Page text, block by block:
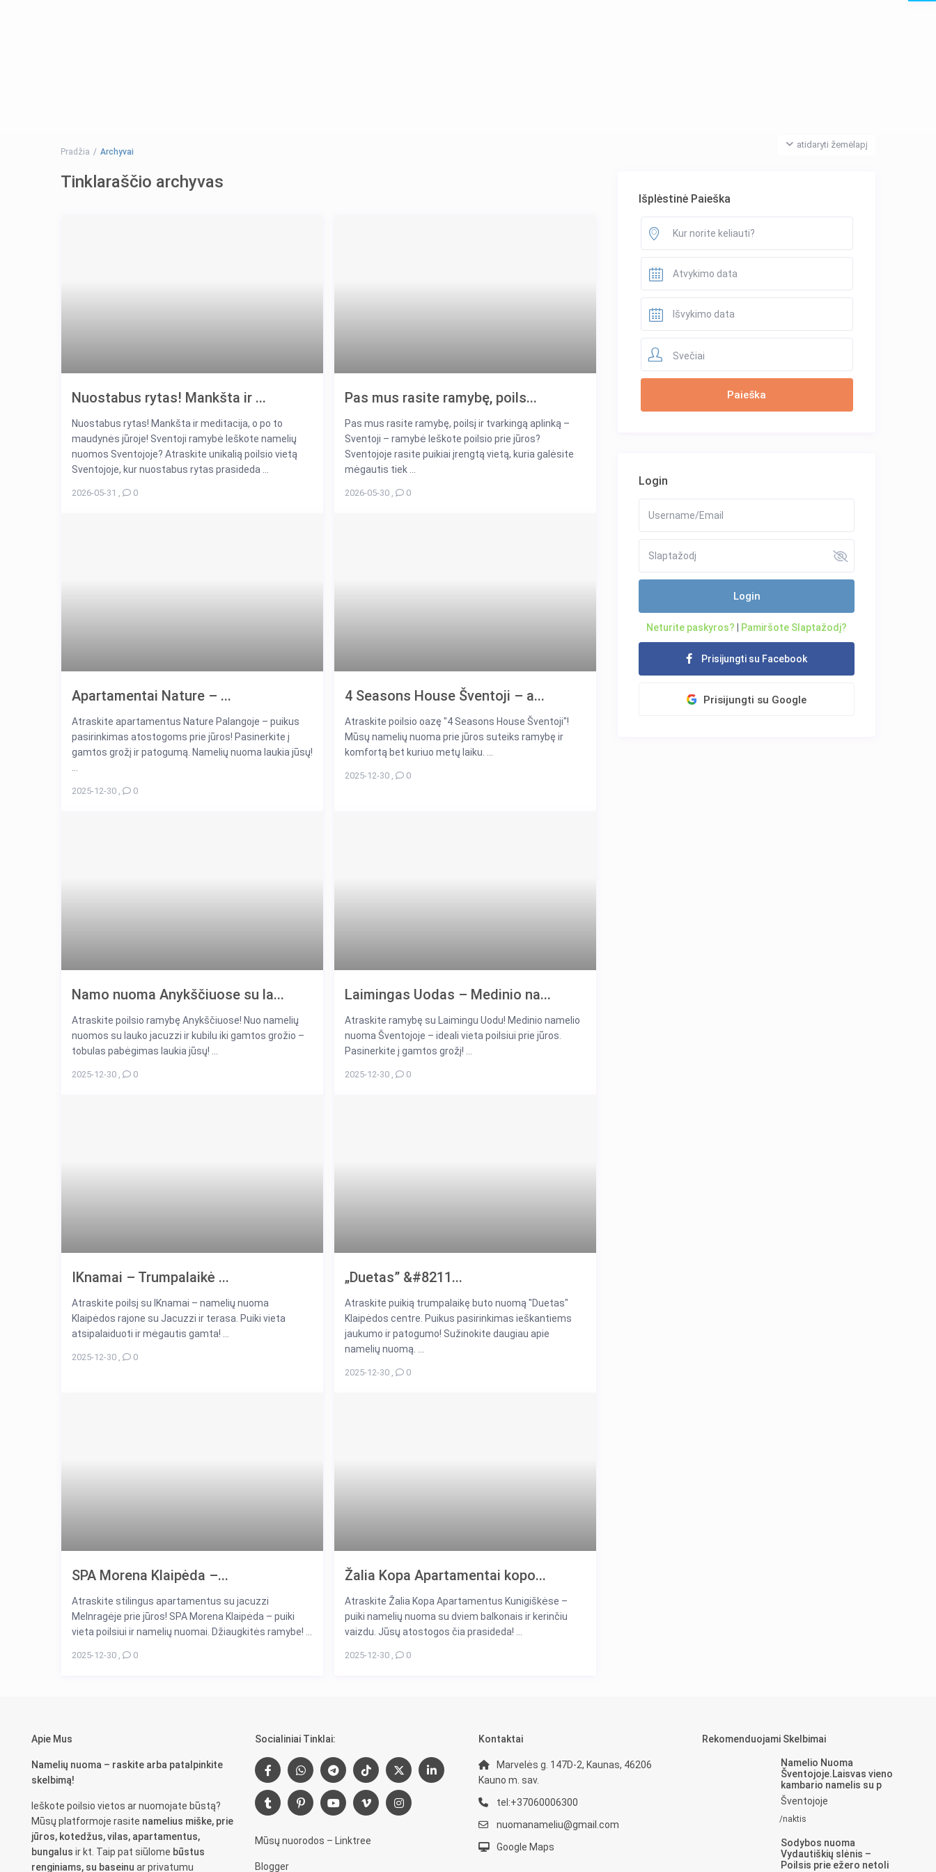
atidaryti žemėlapį
Pradžia Archyvai
Tinklaraščio archyvas
Nuostabus rytas! Mankšta ir ...
Nuostabus rytas! Mankšta ir meditacija, o po to
maudynės jūroje! Sventoji ramybė Ieškote namelių
nuomos Sventojoje? Atraskite unikalią poilsio vietą
Sventojoje, kur nuostabus rytas prasideda ...
2026-05-31 0
Pas mus rasite ramybę, poils...
Pas mus rasite ramybę, poilsį ir tvarkingą aplinką –
Sventoji – ramybė Ieškote poilsio prie jūros?
Sventojoje rasite puikiai įrengtą vietą, kuria galėsite
mėgautis tiek ...
2026-05-30 0
Apartamentai Nature – ...
Atraskite apartamentus Nature Palangoje – puikus
pasirinkimas atostogoms prie jūros! Pasinerkite į
gamtos grožį ir patogumą. Namelių nuoma laukia jūsų!
2025-12-30 , 0
4 Seasons House Šventoji – a...
Atraskite poilsio oazę "4 Seasons House Šventoji"!
Mūsų namelių nuoma prie jūros suteiks ramybę ir
komfortą bet kuriuo metų laiku. ...
2025-12-30 , 0
Namo nuoma Anykščiuose su la...
Atraskite poilsio ramybę Anykščiuose! Nuo namelių
nuomos su lauko jacuzzi ir kubilu iki gamtos grožio –
tobulas pabėgimas laukia jūsų! ...
2025-12-30 0
Laimingas Uodas – Medinio na...
Atraskite ramybę su Laimingu Uodu! Medinio namelio
nuoma Šventojoje – ideali vieta poilsiui prie jūros.
Pasinerkite į gamtos grožį! ...
2025-12-30 0
IKnamai – Trumpalaikė ...
Atraskite poilsį su IKnamai – namelių nuoma
Klaipėdos rajone su Jacuzzi ir terasa. Puiki vieta
atsipalaiduoti ir mėgautis gamta! ...
2025-12-30 0
„Duetas” &#8211...
Atraskite puikią trumpalaikę buto nuomą "Duetas"
Klaipėdos centre. Puikus pasirinkimas ieškantiems
jaukumo ir patogumo! Sužinokite daugiau apie
namelių nuomą. ...
2025-12-30 0
SPA Morena Klaipėda –...
Atraskite stilingus apartamentus su jacuzzi
Melnragėje prie jūros! SPA Morena Klaipėda – puiki
vieta poilsiui ir namelių nuomai. Džiaugkitės ramybe! ...
2025-12-30 , 0
Žalia Kopa Apartamentai kopo...
Atraskite Žalia Kopa Apartamentus Kunigiškėse –
puiki namelių nuoma su dviem balkonais ir kerinčiu
vaizdu. Jūsų atostogos čia prasideda! ...
2025-12-30 , 0
Išplėstinė Paieška
Svečiai
Login
Login
Neturite paskyros? Pamiršote Slaptažodį?
Prisijungti su Facebook
Prisijungti su Google
Apie Mus
Namelių nuoma – raskite arba patalpinkite
skelbimą!
Ieškote poilsio vietos ar nuomojate būstą?
Mūsų platformoje rasite namelius miške, prie
jūros, kotedžus, vilas, apartamentus,
bungalus ir kt. Taip pat siūlome būstus
renginiams, su baseinu ar privatumu
Socialiniai Tinklai:
Mūsų nuorodos – Linktree
Blogger
Kontaktai
Marvelės g. 147D-2, Kaunas, 46206
Kauno m. sav.
tel:+37060006300
nuomanameliu@gmail.com
Google Maps
Rekomenduojami Skelbimai
Namelio Nuoma
Šventojoje.Laisvas vieno
kambario namelis su p
Šventojoje
/naktis
Sodybos nuoma
Vydautiškių slėnis –
Poilsis prie ežero netoli